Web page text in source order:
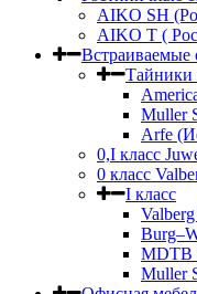
AIKO SH
AIKO Т (
Встраиваемые
Тайники
Muller
Arfe
0,I класс
0 класс
I класс
MDTB
Muller